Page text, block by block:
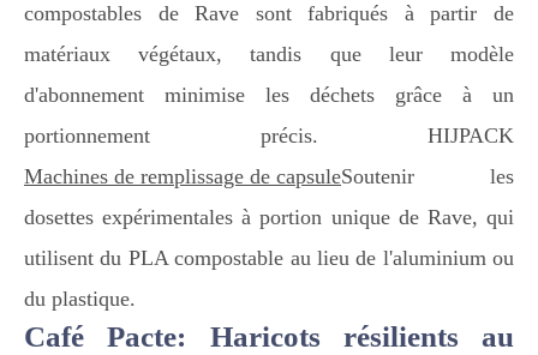
compostables de Rave sont fabriqués à partir de
matériaux végétaux, tandis que leur modèle
d'abonnement minimise les déchets grâce à un
portionnement précis. HIJPACK
Machines de remplissage de capsuleSoutenir les
dosettes expérimentales à portion unique de Rave, qui
utilisent du PLA compostable au lieu de l'aluminium ou
du plastique.
Café Pacte: Haricots résilients au